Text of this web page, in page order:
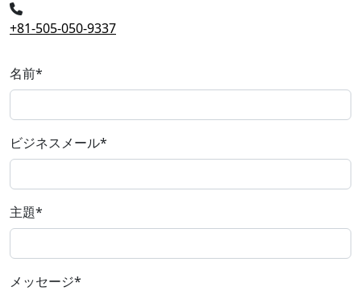
+81-505-050-9337
名前*
ビジネスメール*
主題*
メッセージ*